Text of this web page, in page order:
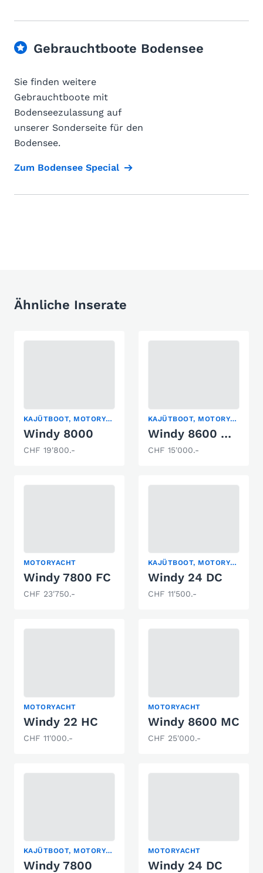
Gebrauchtboote Bodensee
Sie finden weitere
Gebrauchtboote mit
Bodenseezulassung auf
unserer Sonderseite für den
Bodensee.
Zum Bodensee Special
Ähnliche Inserate
KAJÜTBOOT, MOTORYACHT, SPORTBOOT
Windy 8000
CHF 19'800.-
KAJÜTBOOT, MOTORYACHT
Windy 8600 MC/84
CHF 15'000.-
MOTORYACHT
Windy 7800 FC
CHF 23'750.-
KAJÜTBOOT, MOTORYACHT, SPORTBOOT
Windy 24 DC
CHF 11'500.-
MOTORYACHT
Windy 22 HC
CHF 11'000.-
MOTORYACHT
Windy 8600 MC
CHF 25'000.-
KAJÜTBOOT, MOTORYACHT, SPORTBOOT
Windy 7800
MOTORYACHT
Windy 24 DC